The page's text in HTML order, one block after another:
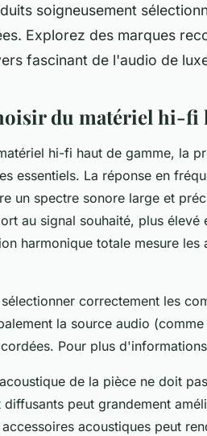
soigneusement
Explorez des marques
fascinant de l'audio de
du matériel hi-fi
hi-fi haut de gamme, la
essentiels. La réponse en
un spectre sonore large et
au signal souhaité, plus
harmonique totale mesure
correctement les
la source audio
Pour plus
de la pièce ne doit
peut grandement
acoustiques peut